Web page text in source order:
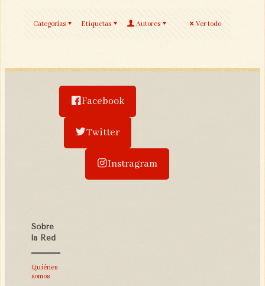
Categorías Etiquetas Autores Ver todo
Facebook
Twitter
Instragram
Sobre
la Red
Quiénes
somos